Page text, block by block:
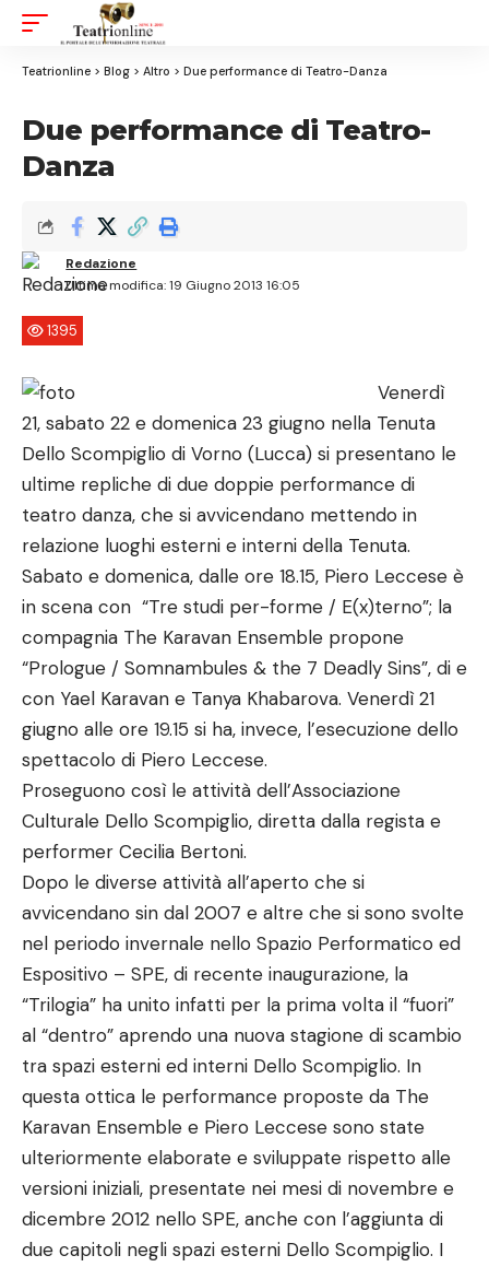
Teatrionline > Blog > Altro > Due performance di Teatro-Danza
Due performance di Teatro-
Danza
Ultima modifica: 19 Giugno 2013 16:05
Redazione
1395
Venerdì
21, sabato 22 e domenica 23 giugno nella Tenuta
Dello Scompiglio di Vorno (Lucca) si presentano le
ultime repliche di due doppie performance di
teatro danza, che si avvicendano mettendo in
relazione luoghi esterni e interni della Tenuta.
Sabato e domenica, dalle ore 18.15, Piero Leccese è
in scena con “Tre studi per-forme / E(x)terno”; la
compagnia The Karavan Ensemble propone
“Prologue / Somnambules & the 7 Deadly Sins”, di e
con Yael Karavan e Tanya Khabarova. Venerdì 21
giugno alle ore 19.15 si ha, invece, l’esecuzione dello
spettacolo di Piero Leccese.
Proseguono così le attività dell’Associazione
Culturale Dello Scompiglio, diretta dalla regista e
performer Cecilia Bertoni.
Dopo le diverse attività all’aperto che si
avvicendano sin dal 2007 e altre che si sono svolte
nel periodo invernale nello Spazio Performatico ed
Espositivo – SPE, di recente inaugurazione, la
“Trilogia” ha unito infatti per la prima volta il “fuori”
al “dentro” aprendo una nuova stagione di scambio
tra spazi esterni ed interni Dello Scompiglio. In
questa ottica le performance proposte da The
Karavan Ensemble e Piero Leccese sono state
ulteriormente elaborate e sviluppate rispetto alle
versioni iniziali, presentate nei mesi di novembre e
dicembre 2012 nello SPE, anche con l’aggiunta di
due capitoli negli spazi esterni Dello Scompiglio. I